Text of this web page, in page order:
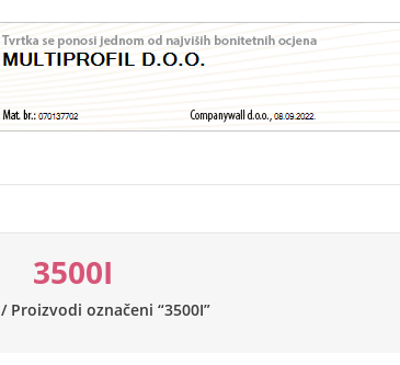
3500I
/ Proizvodi označeni “3500I”